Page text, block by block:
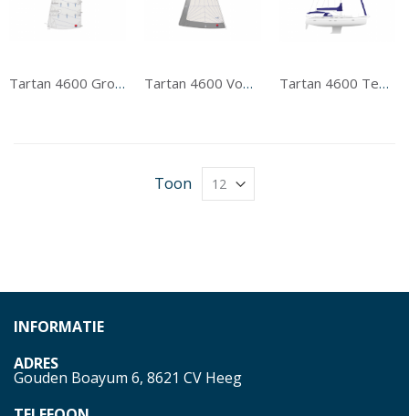
Tartan 4600 Grootzeil Tartan 4600 Voorzeil Tartan 4600 Tentwerk
Toon
INFORMATIE
ADRES
Gouden Boayum 6, 8621 CV Heeg